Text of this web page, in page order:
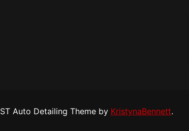
ST Auto Detailing Theme by KristynaBennett.